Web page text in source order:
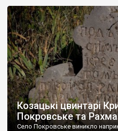
Козацькі цвинтарі
Покровське та
Село Покровське виникло